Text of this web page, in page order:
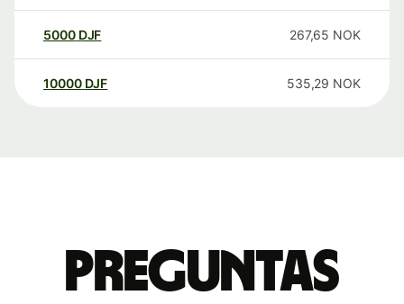
5000 DJF 267,65 NOK
10000 DJF 535,29 NOK
Preguntas